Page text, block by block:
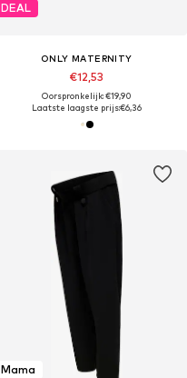
DEAL
ONLY MATERNITY
€12,53
Oorspronkelijk: €19,90
Laatste laagste prijs:€6,36
Mama